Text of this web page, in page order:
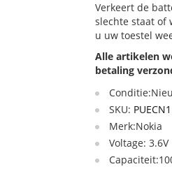
Verkeert de
slechte staat of
u uw toestel
Alle artikelen
betaling
SKU:
Merk:Nokia
Voltage: 3.6V